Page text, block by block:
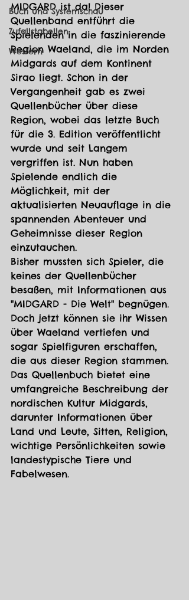
Buch und Systemschau
Zufallstabellen
Western
MIDGARD ist da! Dieser
Quellenband entführt die
Spielenden in die faszinierende
Region Waeland, die im Norden
Midgards auf dem Kontinent
Sirao liegt. Schon in der
Vergangenheit gab es zwei
Quellenbücher über diese
Region, wobei das letzte Buch
für die 3. Edition veröffentlicht
wurde und seit Langem
vergriffen ist. Nun haben
Spielende endlich die
Möglichkeit, mit der
aktualisierten Neuauflage in die
spannenden Abenteuer und
Geheimnisse dieser Region
einzutauchen.
Bisher mussten sich Spieler, die
keines der Quellenbücher
besaßen, mit Informationen aus
"MIDGARD - Die Welt" begnügen.
Doch jetzt können sie ihr Wissen
über Waeland vertiefen und
sogar Spielfiguren erschaffen,
die aus dieser Region stammen.
Das Quellenbuch bietet eine
umfangreiche Beschreibung der
nordischen Kultur Midgards,
darunter Informationen über
Land und Leute, Sitten, Religion,
wichtige Persönlichkeiten sowie
landestypische Tiere und
Fabelwesen.